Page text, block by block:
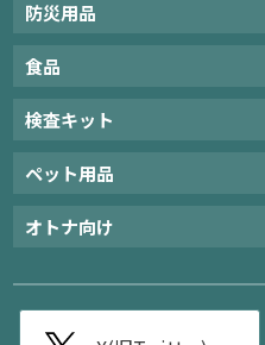
防災用品
食品
検査キット
ペット用品
オトナ向け